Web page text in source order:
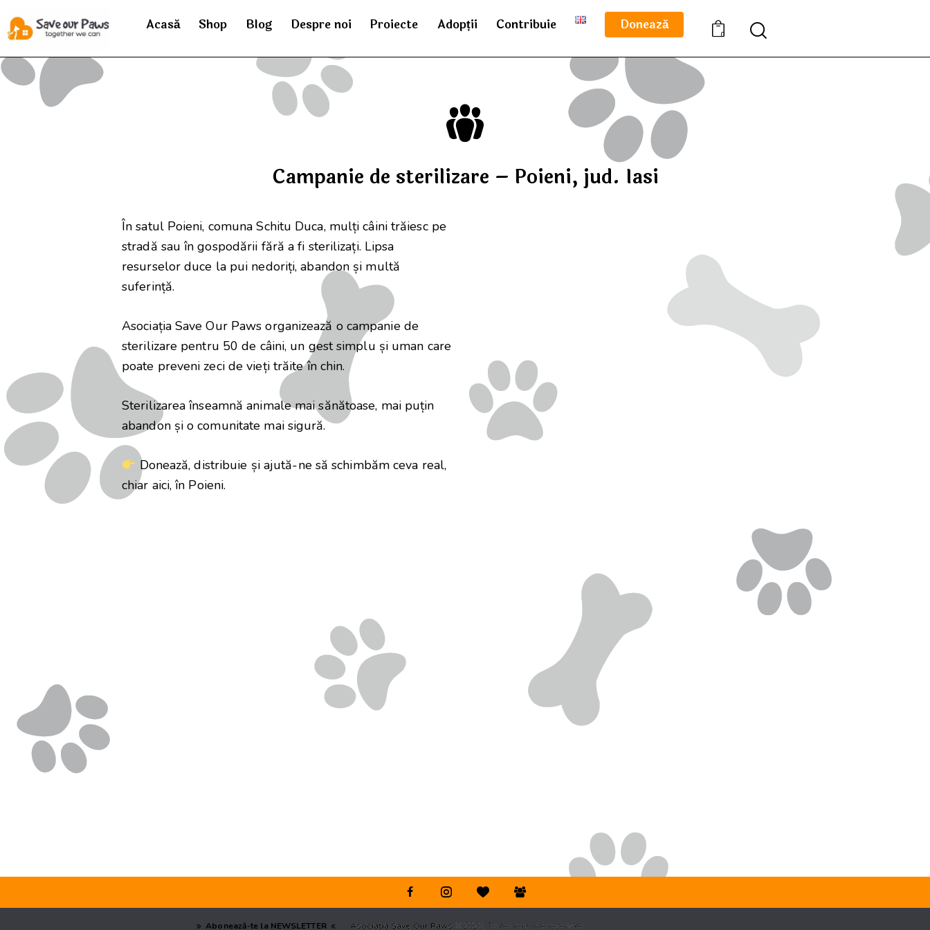
Acasă Shop Blog Despre noi Proiecte Adopții Contribuie Donează
0
Campanie de sterilizare – Poieni, jud. Iasi
În satul Poieni, comuna Schitu Duca, mulți câini trăiesc pe
stradă sau în gospodării fără a fi sterilizați. Lipsa
resurselor duce la pui nedoriți, abandon și multă
suferință.
Asociația Save Our Paws organizează o campanie de
sterilizare pentru 50 de câini, un gest simplu și uman care
poate preveni zeci de vieți trăite în chin.
Sterilizarea înseamnă animale mai sănătoase, mai puțin
abandon și o comunitate mai sigură.
Donează, distribuie și ajută-ne să schimbăm ceva real,
chiar aici, în Poieni.
Abonează-te la NEWSLETTER Asociația Save Our Paws © 2026. Toate drepturile rezervate.